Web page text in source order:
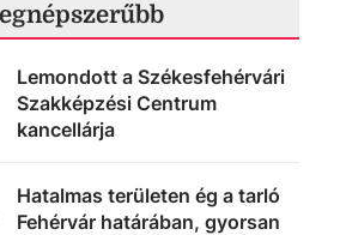
Lemondott a Székesfehérvári
Szakképzési Centrum
kancellárja
Hatalmas területen ég a tarló
Fehérvár határában, gyorsan